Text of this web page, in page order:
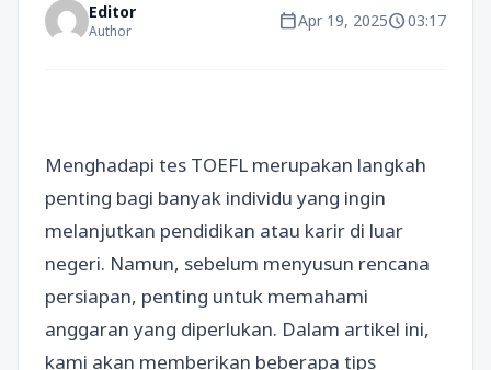
Editor
Author calendar_todayApr 19, 2025schedule03:17
Menghadapi tes TOEFL merupakan langkah
penting bagi banyak individu yang ingin
melanjutkan pendidikan atau karir di luar
negeri. Namun, sebelum menyusun rencana
persiapan, penting untuk memahami
anggaran yang diperlukan. Dalam artikel ini,
kami akan memberikan beberapa tips